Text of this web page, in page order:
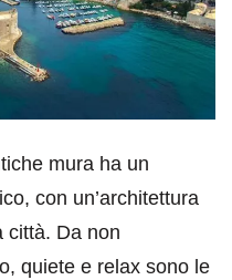
mura ha un
con un’architettura
città. Da non
quiete e relax sono le